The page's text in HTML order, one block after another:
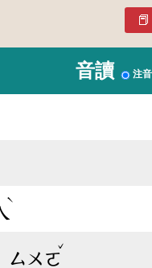
音讀 注音
ˋ
ㄙㄨㄛ
ˇ